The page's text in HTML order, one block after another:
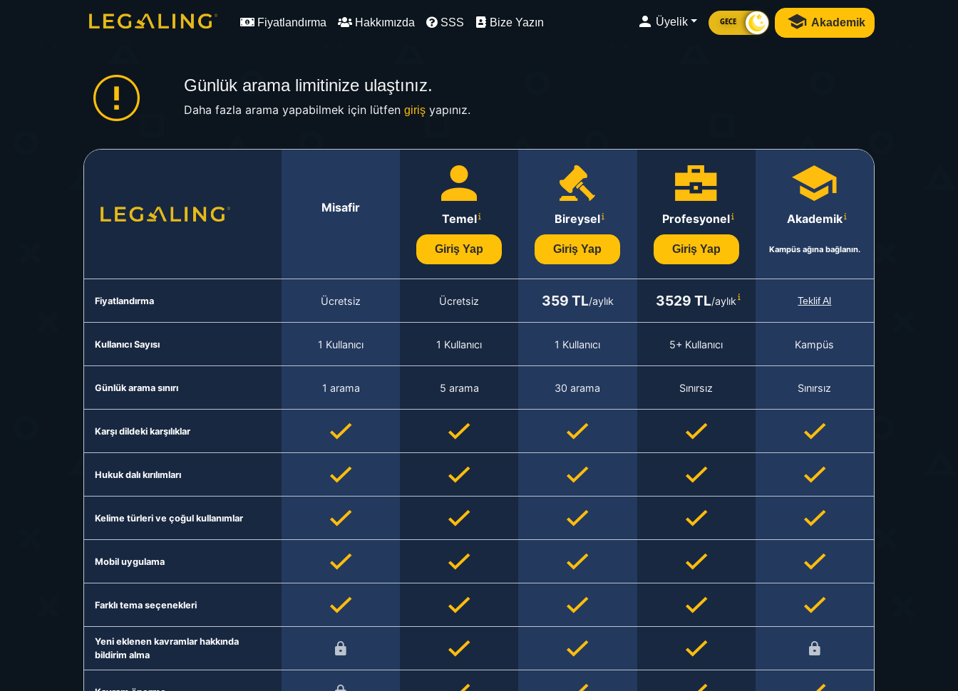
Fiyatlandırma Hakkımızda SSS Bize Yazın Üyelik GECE Akademik
Günlük arama limitinize ulaştınız.
Daha fazla arama yapabilmek için lütfen girişyapınız.
Misafir
Temel
Giriş Yap
Bireysel
Giriş Yap
Profesyonel
Giriş Yap
Akademik
Kampüs ağına bağlanın.
Fiyatlandırma Ücretsiz Ücretsiz 359 TL/aylık 3529 TL/aylık Teklif Al
Kullanıcı Sayısı 1 Kullanıcı 1 Kullanıcı 1 Kullanıcı 5+ Kullanıcı Kampüs
Günlük arama sınırı 1 arama 5 arama 30 arama Sınırsız Sınırsız
Karşı dildeki karşılıklar
Hukuk dalı kırılımları
Kelime türleri ve çoğul kullanımlar
Mobil uygulama
Farklı tema seçenekleri
Yeni eklenen kavramlar hakkında
bildirim alma